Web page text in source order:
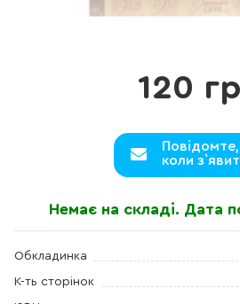
120
Повідомте,
коли
Немає на складі. Дата
Обкладинка
К-ть сторінок